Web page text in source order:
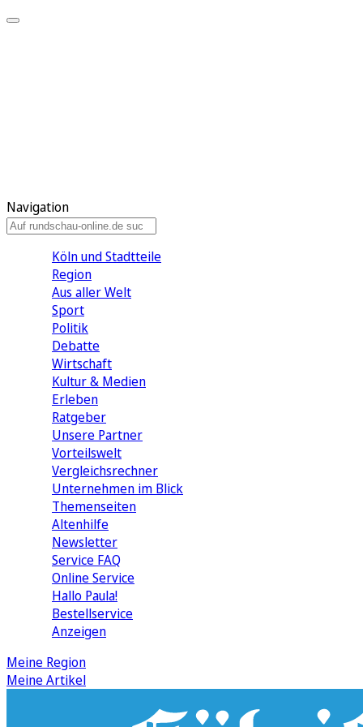
Navigation
Köln und Stadtteile
Region
Aus aller Welt
Sport
Politik
Debatte
Wirtschaft
Kultur & Medien
Erleben
Ratgeber
Unsere Partner
Vorteilswelt
Vergleichsrechner
Unternehmen im Blick
Themenseiten
Altenhilfe
Newsletter
Service FAQ
Online Service
Hallo Paula!
Bestellservice
Anzeigen
Meine Region
Meine Artikel